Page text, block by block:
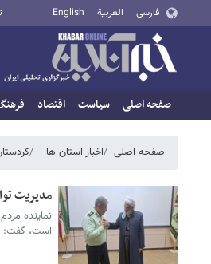
فارسی العربية English
صفحه اصلی سیاست اقتصاد
صفحه اصلی اخبار استان ها
مدیریت
نماینده
است، گفت: